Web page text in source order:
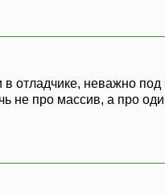
в отладчике, неважно
не про массив, а про